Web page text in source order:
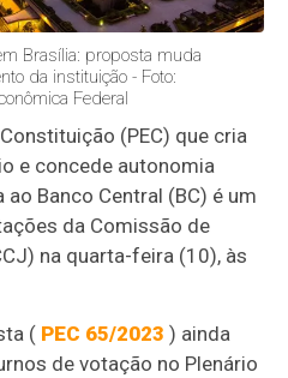
Brasília: proposta muda
da instituição - Foto:
Federal
(PEC) que cria
e concede autonomia
Banco Central (BC) é um
da Comissão de
na quarta-feira (10), às
( PEC 65/2023 ) ainda
de votação no Plenário